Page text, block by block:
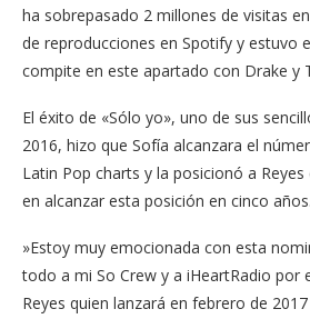
ha sobrepasado 2 millones de visitas
de reproducciones en Spotify y estuvo
compite en este apartado con Drake y
El éxito de «Sólo yo», uno de sus
2016, hizo que Sofía alcanzara el
Latin Pop charts y la posicionó a
en alcanzar esta posición en cinco años.
»Estoy muy emocionada con esta
todo a mi So Crew y a iHeartRadio por
Reyes quien lanzará en febrero de